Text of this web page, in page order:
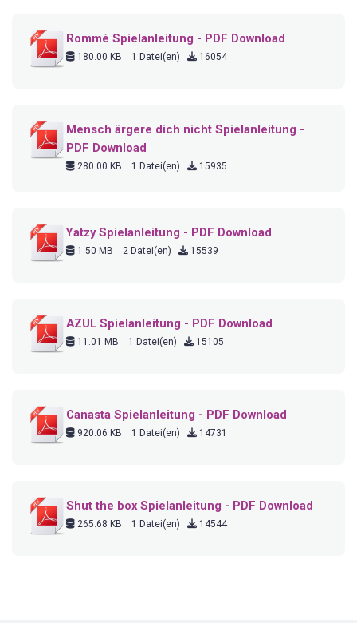
Rommé Spielanleitung - PDF Download
180.00 KB 1 Datei(en) 16054
Mensch ärgere dich nicht Spielanleitung -
PDF Download
280.00 KB 1 Datei(en) 15935
Yatzy Spielanleitung - PDF Download
1.50 MB 2 Datei(en) 15539
AZUL Spielanleitung - PDF Download
11.01 MB 1 Datei(en) 15105
Canasta Spielanleitung - PDF Download
920.06 KB 1 Datei(en) 14731
Shut the box Spielanleitung - PDF Download
265.68 KB 1 Datei(en) 14544